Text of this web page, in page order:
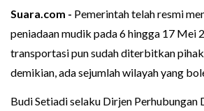
Suara.com - Pemerintah telah resmi
peniadaan mudik pada 6 hingga 17 Mei
transportasi pun sudah diterbitkan
demikian, ada sejumlah wilayah yang
Budi Setiadi selaku Dirjen Perhubungan